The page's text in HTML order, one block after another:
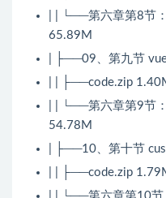
| | └──第六章第8节
65.89M
| ├──09、第九节
| | ├──code.zip
| | └──第六章第9节
54.78M
| ├──10、第十节
| | ├──code.zip